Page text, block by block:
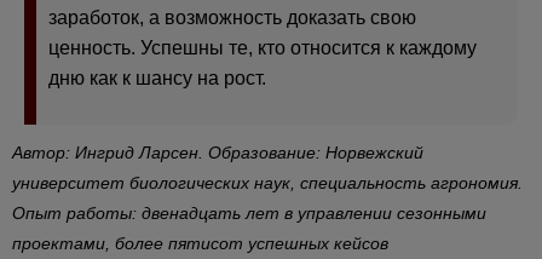
заработок, а возможность доказать свою
ценность. Успешны те, кто относится к каждому
дню как к шансу на рост.
Автор: Ингрид Ларсен. Образование: Норвежский
университет биологических наук, специальность агрономия.
Опыт работы: двенадцать лет в управлении сезонными
проектами, более пятисот успешных кейсов